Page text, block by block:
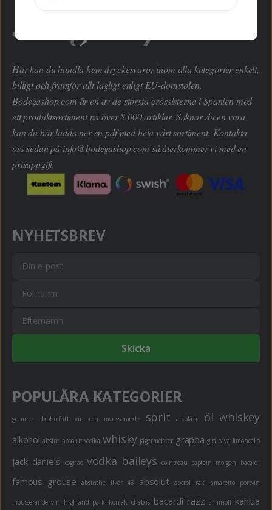
Här kan du handla hem dryckesvaror inom alla kategorier enkelt,
billigt och framför allt lagligt enligt EU-domstolen.
Bodegashop.com är en av de största grossisterna i Spanien med
ett produktsortiment på över 8.000 artiklar. Saknar du en vara
kan du här ladda ner en pdf med hela vårt sortiment. Kontakta
oss sedan på info@bodegashop.com så återkommer vi med en
prisuppgift.
NYHETSBREV
Skicka
POPULÄRA KATEGORIER
gourme alkoholfritt vin och mousserande sprit alkoläsk öl whiskey
alkohol absint absolut vodka whisky jägermeister grappa gin cava limoncello
jack daniels cognac vodka baileys cointreau captain morgan bacardi
famous grouse absinthe likör 43 absolut aperol raki amaretto portvin
mousserande vin highland park konjak chablis bacardi razz smirnoff kahlua